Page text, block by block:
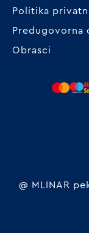
Politika
Predugovorna
Obrasci
@ MLINAR